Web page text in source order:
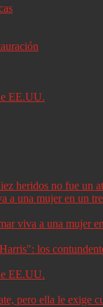
EE.UU.
heridos no fue un
viva a una mujer
los
EE.UU.
pero ella le exige